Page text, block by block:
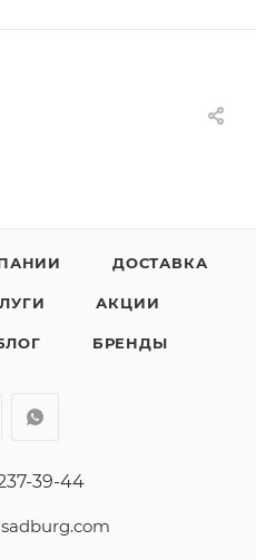
ДОСТАВКА
АКЦИИ
БРЕНДЫ
39-44